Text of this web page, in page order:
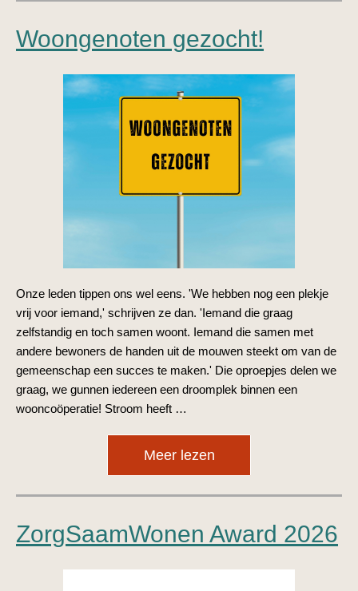
Woongenoten gezocht!
Onze leden tippen ons wel eens. 'We hebben nog een plekje
vrij voor iemand,' schrijven ze dan. 'Iemand die graag
zelfstandig en toch samen woont. Iemand die samen met
andere bewoners de handen uit de mouwen steekt om van de
gemeenschap een succes te maken.' Die oproepjes delen we
graag, we gunnen iedereen een droomplek binnen een
wooncoöperatie! Stroom heeft …
Meer lezen
ZorgSaamWonen Award 2026